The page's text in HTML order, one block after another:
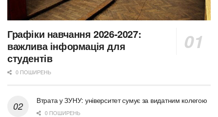
Графіки навчання 2026-2027:
важлива інформація для
студентів
0 ПОШИРЕНЬ
Втрата у ЗУНУ: університет сумує за видатним колегою
0 ПОШИРЕНЬ